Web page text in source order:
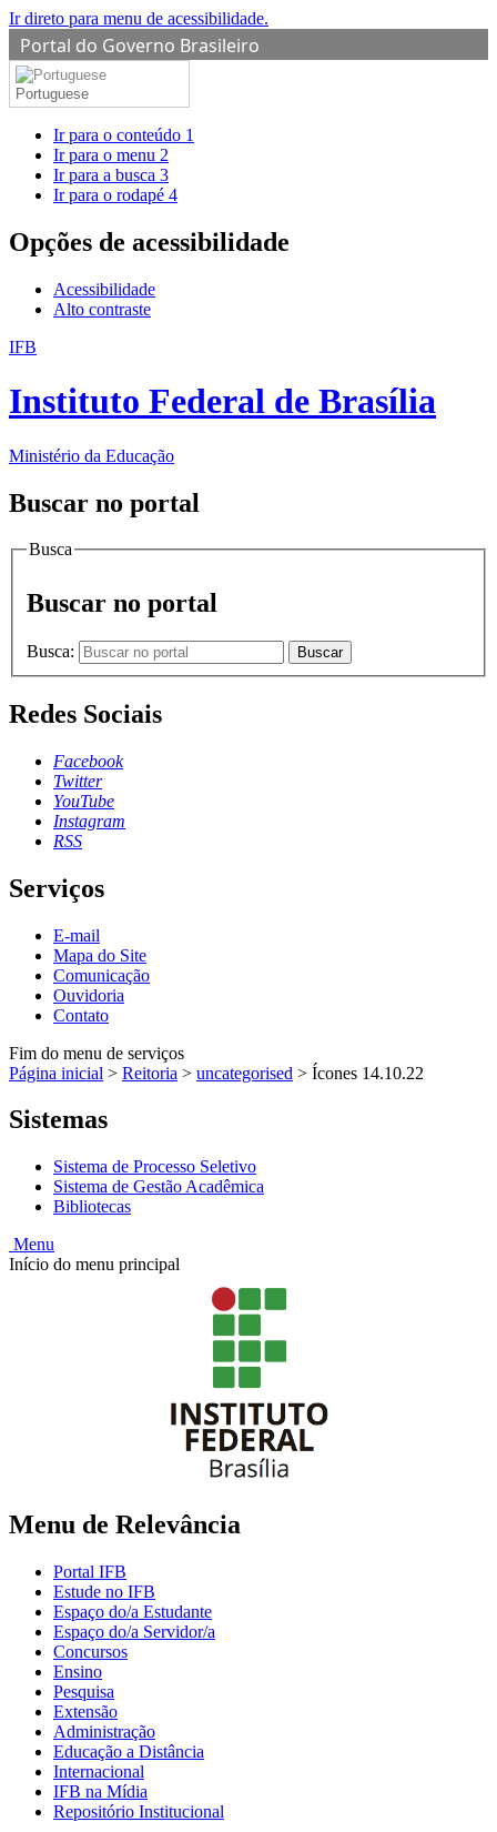
Ir direto para menu de acessibilidade.
Portal do Governo Brasileiro
Portuguese
Ir para o conteúdo 1
Ir para o menu 2
Ir para a busca 3
Ir para o rodapé 4
Opções de acessibilidade
Acessibilidade
Alto contraste
IFB
Instituto Federal de Brasília
Ministério da Educação
Buscar no portal
Busca
Buscar no portal
Busca: Buscar
Redes Sociais
Facebook
Twitter
YouTube
Instagram
RSS
Serviços
E-mail
Mapa do Site
Comunicação
Ouvidoria
Contato
Fim do menu de serviços
Página inicial > Reitoria > uncategorised > Ícones 14.10.22
Sistemas
Sistema de Processo Seletivo
Sistema de Gestão Acadêmica
Bibliotecas
Menu
Início do menu principal
Menu de Relevância
Portal IFB
Estude no IFB
Espaço do/a Estudante
Espaço do/a Servidor/a
Concursos
Ensino
Pesquisa
Extensão
Administração
Educação a Distância
Internacional
IFB na Mídia
Repositório Institucional